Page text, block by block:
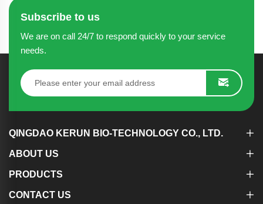
Subscribe to us
We are on call 24/7 to respond quickly to your service
needs.
QINGDAO KERUN BIO-TECHNOLOGY CO., LTD.
ABOUT US
PRODUCTS
CONTACT US